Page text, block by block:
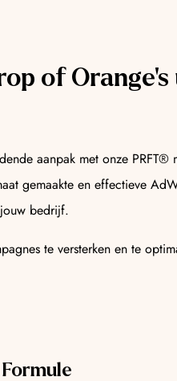
of Orange's
aanpak met onze PRFT®
gemaakte en effectieve
bedrijf.
te versterken en te
Formule